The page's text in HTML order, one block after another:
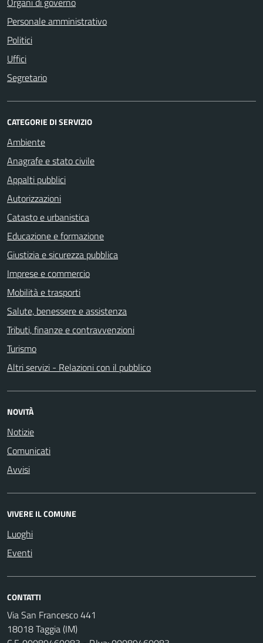
Personale amministrativo
Politici
Uffici
Segretario
CATEGORIE DI SERVIZIO
Ambiente
Anagrafe e stato civile
Appalti pubblici
Autorizzazioni
Catasto e urbanistica
Educazione e formazione
Giustizia e sicurezza pubblica
Imprese e commercio
Mobilità e trasporti
Salute, benessere e assistenza
Tributi, finanze e contravvenzioni
Turismo
Altri servizi - Relazioni con il pubblico
NOVITÀ
Notizie
Comunicati
Avvisi
VIVERE IL COMUNE
Luoghi
Eventi
CONTATTI
Via San Francesco 441
18018 Taggia (IM)